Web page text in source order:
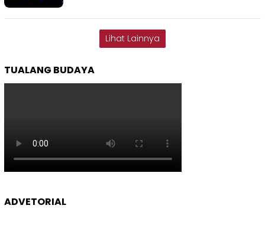
Lihat Lainnya
TUALANG BUDAYA
ADVETORIAL